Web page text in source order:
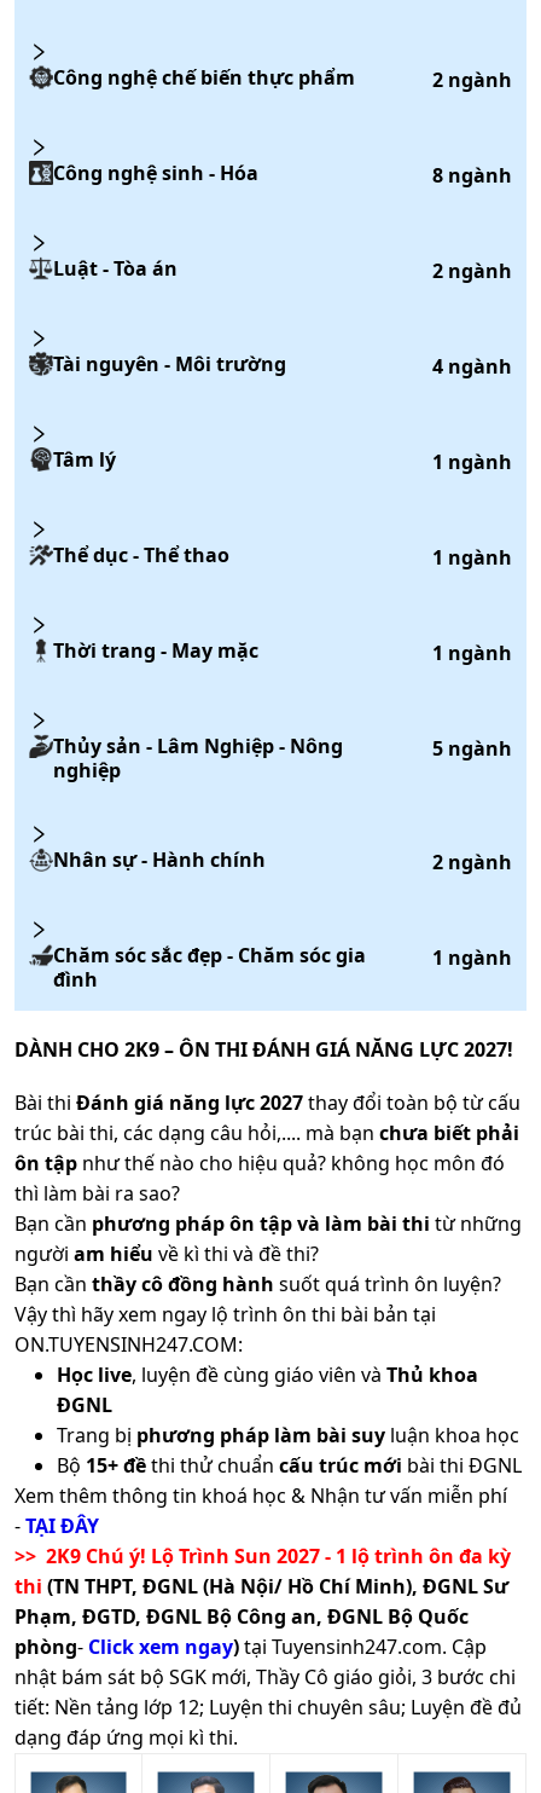
Công nghệ chế biến thực phẩm 2 ngành
Công nghệ sinh - Hóa 8 ngành
Luật - Tòa án 2 ngành
Tài nguyên - Môi trường 4 ngành
Tâm lý 1 ngành
Thể dục - Thể thao 1 ngành
Thời trang - May mặc 1 ngành
Thủy sản - Lâm Nghiệp - Nông
nghiệp
5 ngành
Nhân sự - Hành chính 2 ngành
Chăm sóc sắc đẹp - Chăm sóc gia
đình
1 ngành
DÀNH CHO 2K9 – ÔN THI ĐÁNH GIÁ NĂNG LỰC 2027!
Bài thi Đánh giá năng lực 2027thay đổi toàn bộ từ cấu
trúc bài thi, các dạng câu hỏi,.... mà bạn chưa biết phải
ôn tập như thế nào cho hiệu quả? không học môn đó
thì làm bài ra sao?
Bạn cần phương pháp ôn tập và làm bài thi từ những
người am hiểu về kì thi và đề thi?
Bạn cần thầy cô đồng hành suốt quá trình ôn luyện?
Vậy thì hãy xem ngay lộ trình ôn thi bài bản tại
ON.TUYENSINH247.COM:
Học live, luyện đề cùng giáo viên và Thủ khoa
ĐGNL
Trang bị phương pháp làm bài suy luận khoa học
Bộ 15+ đềthi thử chuẩn cấu trúc mới bài thi ĐGNL
Xem thêm thông tin khoá học & Nhận tư vấn miễn phí
-TẠI ĐÂY
>> 2K9 Chú ý! Lộ Trình Sun 2027 - 1 lộ trình ôn đa kỳ
thi (TN THPT, ĐGNL (Hà Nội/ Hồ Chí Minh), ĐGNL Sư
Phạm, ĐGTD, ĐGNL Bộ Công an, ĐGNL Bộ Quốc
phòng- Click xem ngay)tại Tuyensinh247.com. Cập
nhật bám sát bộ SGK mới, Thầy Cô giáo giỏi, 3 bước chi
tiết: Nền tảng lớp 12; Luyện thi chuyên sâu; Luyện đề đủ
dạng đáp ứng mọi kì thi.